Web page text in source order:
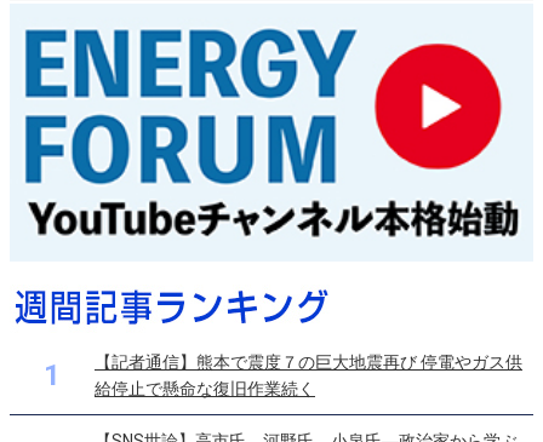
1
【記者通信】熊本で震度７の巨大地震再び 停電やガス供
給停止で懸命な復旧作業続く